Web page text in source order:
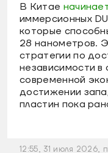
В Китае
иммерсионных
которые
28 нанометров.
стратегии по
независимости в
современной
достижении
пластин пока
12:55, 31 июля 2026,